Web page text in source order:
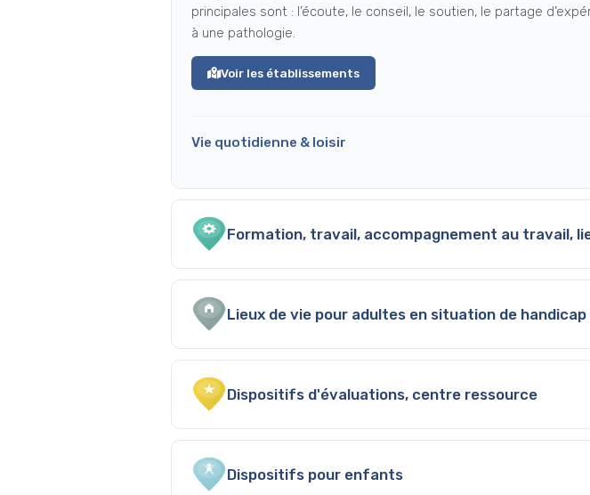
principales sont : l’écoute, le conseil, le soutien, le partage
à une pathologie.
Voir les établissements
Vie quotidienne & loisir
Formation, travail, accompagnement au travail,
Lieux de vie pour adultes en situation de handicap
Dispositifs d'évaluations, centre ressource
Dispositifs pour enfants